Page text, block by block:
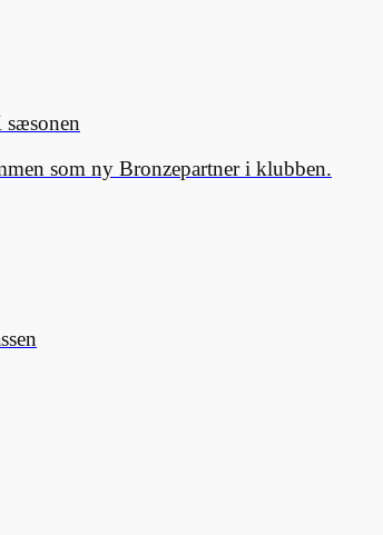
sæsonen
som ny Bronzepartner i klubben.